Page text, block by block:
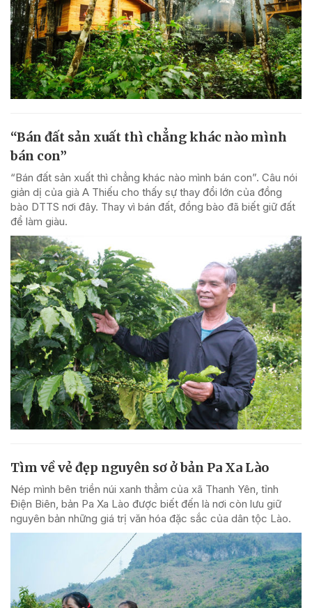
“Bán đất sản xuất thì chẳng khác nào mình
bán con”
“Bán đất sản xuất thì chẳng khác nào mình bán con”. Câu nói
giản dị của già A Thiếu cho thấy sự thay đổi lớn của đồng
bào DTTS nơi đây. Thay vì bán đất, đồng bào đã biết giữ đất
để làm giàu.
Tìm về vẻ đẹp nguyên sơ ở bản Pa Xa Lào
Nép mình bên triền núi xanh thẳm của xã Thanh Yên, tỉnh
Điện Biên, bản Pa Xa Lào được biết đến là nơi còn lưu giữ
nguyên bản những giá trị văn hóa đặc sắc của dân tộc Lào.